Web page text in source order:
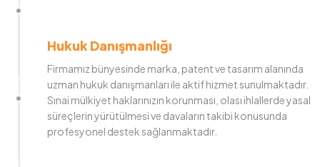
Hukuk Danışmanlığı
Firmamız bünyesinde marka, patent ve tasarım alanında
uzman hukuk danışmanları ile aktif hizmet sunulmaktadır.
Sınai mülkiyet haklarınızın korunması, olası ihlallerde yasal
süreçlerin yürütülmesi ve davaların takibi konusunda
profesyonel destek sağlanmaktadır.